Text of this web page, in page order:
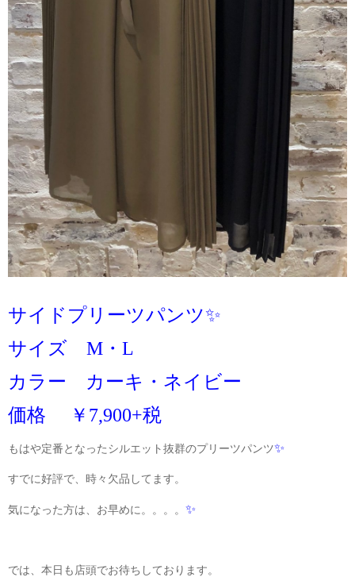
サイドプリーツパンツ✨
サイズ M・L
カラー カーキ・ネイビー
価格 ￥7,900+税
もはや定番となったシルエット抜群のプリーツパンツ✨
すでに好評で、時々欠品してます。
気になった方は、お早めに。。。。 ✨
では、本日も店頭でお待ちしております。